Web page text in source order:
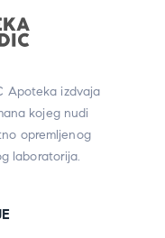
Apoteka izdvaja
kojeg nudi
opremljenog
laboratorija.